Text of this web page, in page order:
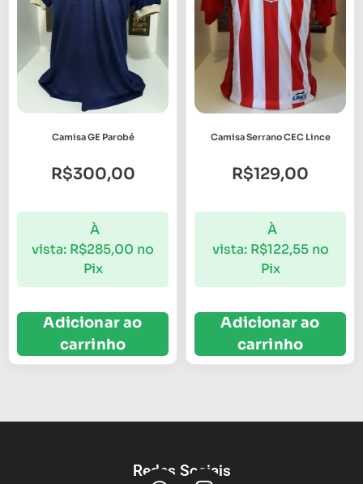
Camisa GE Parobé
R$300,00
À
vista: R$285,00 no
Pix
Adicionar ao
carrinho
Camisa Serrano CEC Lince
R$129,00
À
vista: R$122,55 no
Pix
Adicionar ao
carrinho
Redes Sociais